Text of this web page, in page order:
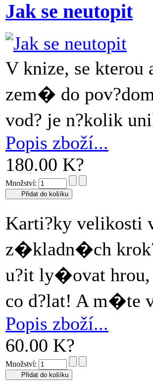
Jak se neutopit
V knize, se
zem� do
vod? je n?kolik
Popis zboží...
180.00 K?
Množství:
Karti?ky velikosti
z�kladn�ch
u?it ly�ovat hrou,
co d?lat! A m�te
Popis zboží...
60.00 K?
Množství: